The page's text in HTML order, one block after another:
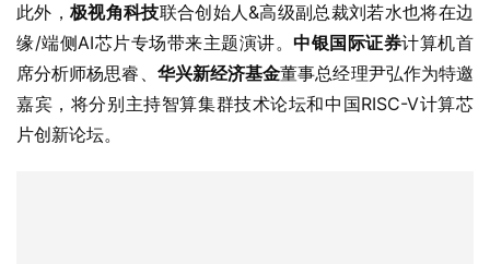
此外， 极视角科技联合创始人&高级副总裁刘若水也将在边
缘/端侧AI芯片专场带来主题演讲。中银国际证券计算机首
席分析师杨思睿、 华兴新经济基金董事总经理尹弘作为特邀
嘉宾，将分别主持智算集群技术论坛和中国RISC-V计算芯
片创新论坛。